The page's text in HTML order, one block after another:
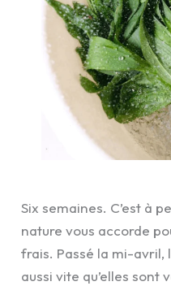
Six semaines. C’est à
nature vous accorde
frais. Passé la mi-avril,
aussi vite qu’elles sont